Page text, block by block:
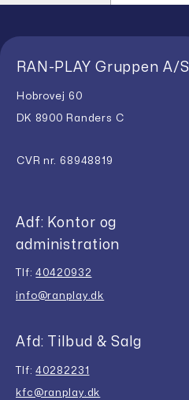
RAN-PLAY Gruppen A/S
Hobrovej 60
DK 8900 Randers C
CVR nr. 68948819
Adf: Kontor og
administration
Tlf:40420932
info@ranplay.dk
Afd: Tilbud & Salg
Tlf:40282231
kfc@ranplay.dk